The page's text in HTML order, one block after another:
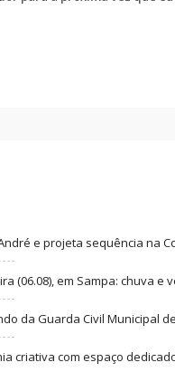
e projeta sequência na
(06.08), em Sampa: chuva e
da Guarda Civil Municipal
criativa com espaço